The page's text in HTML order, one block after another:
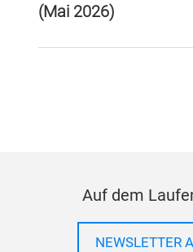
(Mai 2026)
Auf dem
NEWSLETTER